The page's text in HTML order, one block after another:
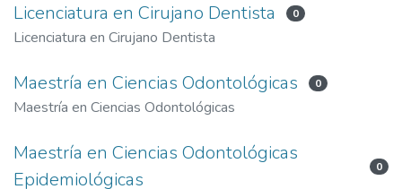
Licenciatura en Cirujano Dentista 0
Licenciatura en Cirujano Dentista
Maestría en Ciencias Odontológicas 0
Maestría en Ciencias Odontológicas
Maestría en Ciencias Odontológicas
Epidemiológicas
0